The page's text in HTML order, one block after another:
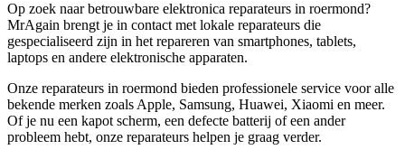
Op zoek naar betrouwbare elektronica reparateurs in roermond?
MrAgain brengt je in contact met lokale reparateurs die
gespecialiseerd zijn in het repareren van smartphones, tablets,
laptops en andere elektronische apparaten.
Onze reparateurs in roermond bieden professionele service voor alle
bekende merken zoals Apple, Samsung, Huawei, Xiaomi en meer.
Of je nu een kapot scherm, een defecte batterij of een ander
probleem hebt, onze reparateurs helpen je graag verder.